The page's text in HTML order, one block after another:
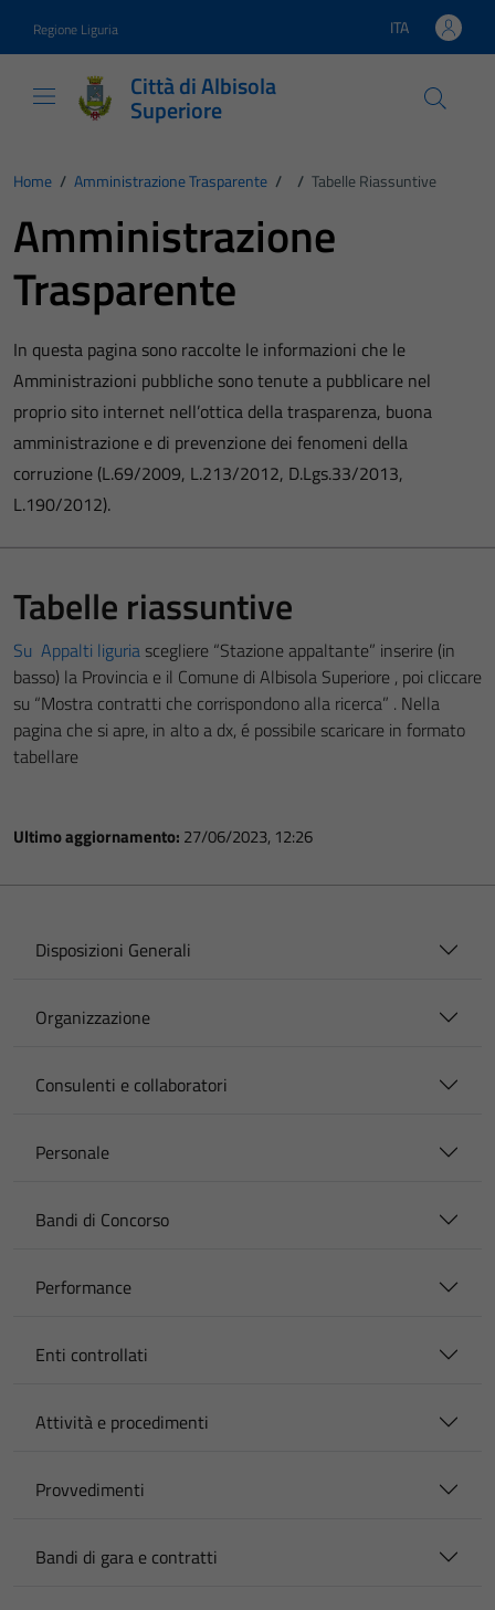
Regione Liguria Lingua attiva:
ITA
Città di Albisola
Superiore
Home / Amministrazione Trasparente / / Tabelle Riassuntive
Amministrazione
Trasparente
In questa pagina sono raccolte le informazioni che le
Amministrazioni pubbliche sono tenute a pubblicare nel
proprio sito internet nell’ottica della trasparenza, buona
amministrazione e di prevenzione dei fenomeni della
corruzione (L.69/2009, L.213/2012, D.Lgs.33/2013,
L.190/2012).
Tabelle riassuntive
Su Appalti liguria scegliere “Stazione appaltante” inserire (in
basso) la Provincia e il Comune di Albisola Superiore , poi cliccare
su “Mostra contratti che corrispondono alla ricerca” . Nella
pagina che si apre, in alto a dx, é possibile scaricare in formato
tabellare
Ultimo aggiornamento: 27/06/2023, 12:26
Disposizioni Generali
Organizzazione
Consulenti e collaboratori
Personale
Bandi di Concorso
Performance
Enti controllati
Attività e procedimenti
Provvedimenti
Bandi di gara e contratti